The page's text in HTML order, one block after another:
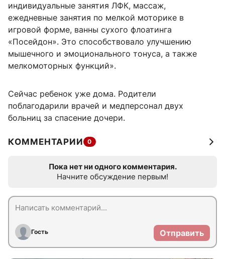
индивидуальные занятия ЛФК, массаж,
ежедневные занятия по мелкой моторике в
игровой форме, ванны сухого флоатинга
«Посейдон». Это способствовало улучшению
мышечного и эмоционального тонуса, а также
мелкомоторных функций».
Сейчас ребенок уже дома. Родители
поблагодарили врачей и медперсонал двух
больниц за спасение дочери.
КОММЕНТАРИИ 0
Пока нет ни одного комментария.
Начните обсуждение первым!
Гость Отправить